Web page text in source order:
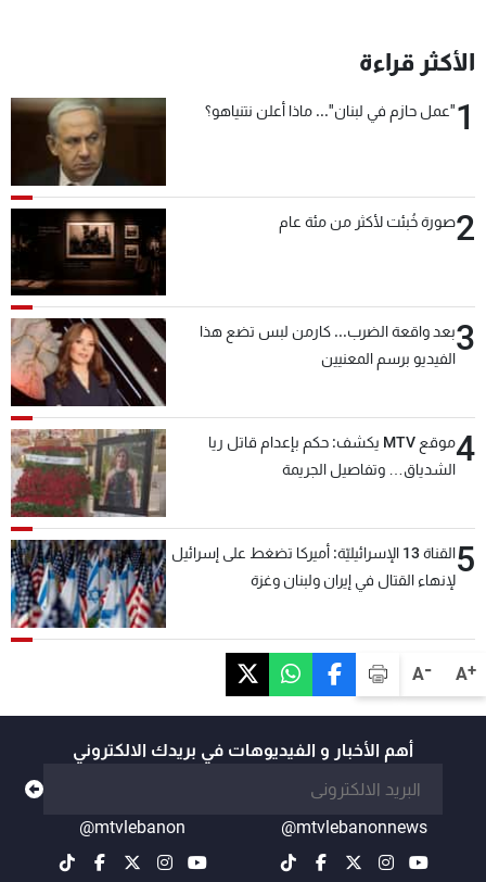
A+
A-
الأكثر قراءة
1"عمل حازم في لبنان"... ماذا أعلن نتنياهو؟
2صورة خُبئت لأكثر من مئة عام
3بعد واقعة الضرب... كارمن لبس تضع هذا
الفيديو برسم المعنيين
4
موقع MTV يكشف: حكم بإعدام قاتل ريا
الشدياق… وتفاصيل الجريمة
5
القناة 13 الإسرائيليّة: أميركا تضغط على إسرائيل
لإنهاء القتال في إيران ولبنان وغزة
أهم الأخبار و الفيديوهات في بريدك الالكتروني
@mtvlebanonnews
@mtvlebanon